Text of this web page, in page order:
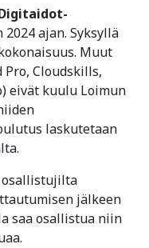
ajan. Syksyllä
Muut
Pro, Cloudskills,
eivät kuulu Loimun
laskutetaan
osallistujilta
jälkeen
saa osallistua niin